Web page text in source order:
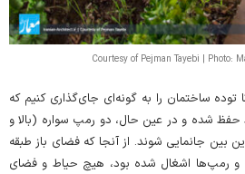
Courtesy of Pejman Tayebi | Photo:
ساختمان را به‌ گونه‌ای جای‌گذاری کنیم که
شده و در عین‌ حال، دو رمپ سواره (بالا و
بین جانمایی شوند. از آنجا که فضای باز طبقه
و رمپ‌ها اشغال شده بود، هیچ حیاط و فضای